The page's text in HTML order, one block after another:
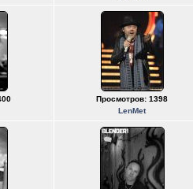
Просмотров: 1398
LenMet